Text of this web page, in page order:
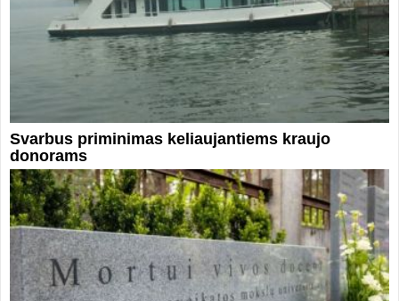
Svarbus priminimas keliaujantiems kraujo
donorams